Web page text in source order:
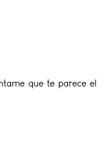
que te parece el